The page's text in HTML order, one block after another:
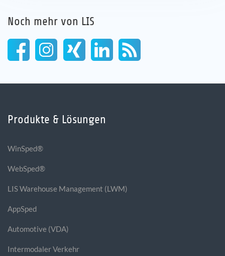
Noch mehr von LIS
Produkte & Lösungen
WinSped®
WebSped®
LIS Warehouse Management (LWM)
AppSped
Automotive (VDA)
Intermodaler Verkehr